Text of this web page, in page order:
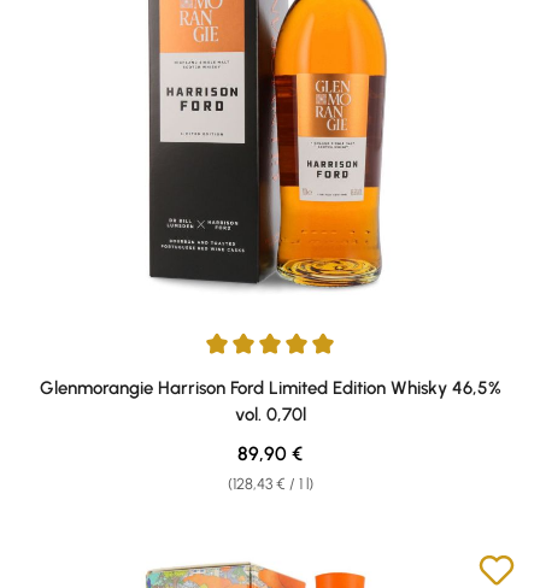
Average rating of 5 out of 5 stars
Glenmorangie Harrison Ford Limited Edition Whisky 46,5%
vol. 0,70l
(128,43 € / 1 l)
Regular price:
89,90 €